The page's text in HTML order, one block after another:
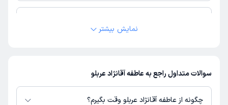
من رفتم ازشون راضی بودم کارشون عالی بود منشی محترم و
نمایش بیشتر
سوالات متداول راجع به عاطفه آقانژاد عربلو
چگونه از عاطفه آقانژاد عربلو وقت بگیرم؟